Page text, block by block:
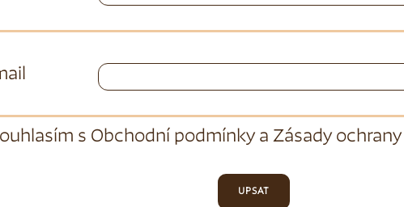
s Obchodní podmínkya Zásady
UPSAT